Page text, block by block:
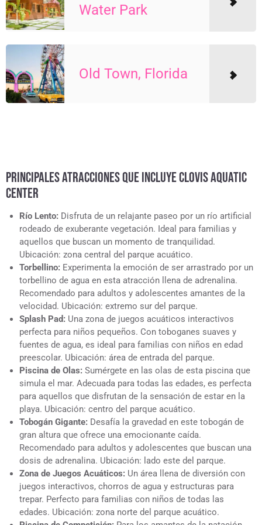
Water Park
Old Town, Florida
PRINCIPALES ATRACCIONES QUE INCLUYE CLOVIS AQUATIC
CENTER
Río Lento:Disfruta de un relajante paseo por un río artificial
rodeado de exuberante vegetación. Ideal para familias y
aquellos que buscan un momento de tranquilidad.
Ubicación: zona central del parque acuático.
Torbellino:Experimenta la emoción de ser arrastrado por un
torbellino de agua en esta atracción llena de adrenalina.
Recomendado para adultos y adolescentes amantes de la
velocidad. Ubicación: extremo sur del parque.
Splash Pad:Una zona de juegos acuáticos interactivos
perfecta para niños pequeños. Con toboganes suaves y
fuentes de agua, es ideal para familias con niños en edad
preescolar. Ubicación: área de entrada del parque.
Piscina de Olas:Sumérgete en las olas de esta piscina que
simula el mar. Adecuada para todas las edades, es perfecta
para aquellos que disfrutan de la sensación de estar en la
playa. Ubicación: centro del parque acuático.
Tobogán Gigante:Desafía la gravedad en este tobogán de
gran altura que ofrece una emocionante caída.
Recomendado para adultos y adolescentes que buscan una
dosis de adrenalina. Ubicación: lado este del parque.
Zona de Juegos Acuáticos:Un área llena de diversión con
juegos interactivos, chorros de agua y estructuras para
trepar. Perfecto para familias con niños de todas las
edades. Ubicación: zona norte del parque acuático.